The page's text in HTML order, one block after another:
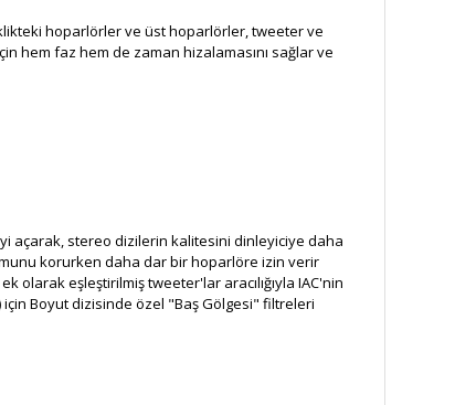
hoparlörler ve üst hoparlörler, tweeter ve
hem faz hem de zaman hizalamasını sağlar ve
açarak, stereo dizilerin kalitesini dinleyiciye daha
korurken daha dar bir hoparlöre izin verir
olarak eşleştirilmiş tweeter'lar aracılığıyla IAC'nin
için Boyut dizisinde özel "Baş Gölgesi" filtreleri